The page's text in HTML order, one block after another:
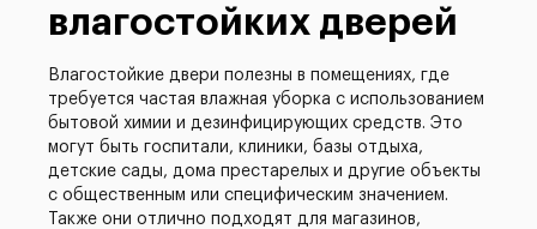
влагостойких дверей
Влагостойкие двери полезны в помещениях, где
требуется частая влажная уборка с использованием
бытовой химии и дезинфицирующих средств. Это
могут быть госпитали, клиники, базы отдыха,
детские сады, дома престарелых и другие объекты
с общественным или специфическим значением.
Также они отлично подходят для магазинов,